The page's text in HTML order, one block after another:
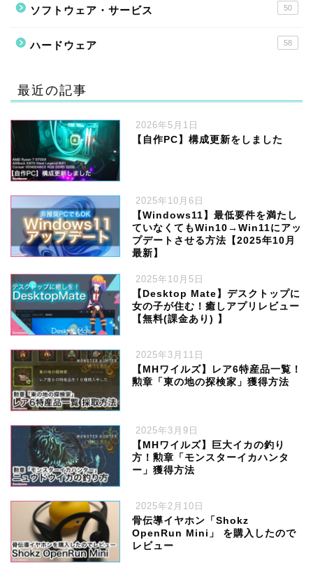
ソフトウェア・サービス 50
ハードウェア 58
最近の記事
2026年5月1日
【自作PC】構成更新をしました
2025年10月6日
【Windows11】最低要件を満たし
ていなくてもWin10→Win11にアッ
プデートさせる方法【2025年10月
最新】
2025年10月5日
【Desktop Mate】デスクトップに
女の子が住む！癒しアプリレビュー
【無料(課金あり) 】
2025年3月11日
【MHワイルズ】レア6特産品一覧！
勲章「東の地の探検家」獲得方法
2025年3月9日
【MHワイルズ】巨大イカの釣り
方！勲章「モンスターイカハンタ
ー」獲得方法
2025年2月10日
骨伝導イヤホン「Shokz
OpenRun Mini」 を購入したので
レビュー